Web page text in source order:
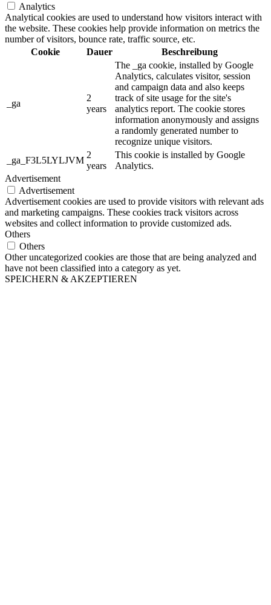
Analytics
Analytical cookies are used to understand how visitors interact with
the website. These cookies help provide information on metrics the
number of visitors, bounce rate, traffic source, etc.
Cookie
Dauer Beschreibung
_ga
2
years
The _ga cookie, installed by Google
Analytics, calculates visitor, session
and campaign data and also keeps
track of site usage for the site's
analytics report. The cookie stores
information anonymously and assigns
a randomly generated number to
recognize unique visitors.
_ga_F3L5LYLJVM
2
years
This cookie is installed by Google
Analytics.
Advertisement
Advertisement
Advertisement cookies are used to provide visitors with relevant ads
and marketing campaigns. These cookies track visitors across
websites and collect information to provide customized ads.
Others
Others
Other uncategorized cookies are those that are being analyzed and
have not been classified into a category as yet.
SPEICHERN & AKZEPTIEREN